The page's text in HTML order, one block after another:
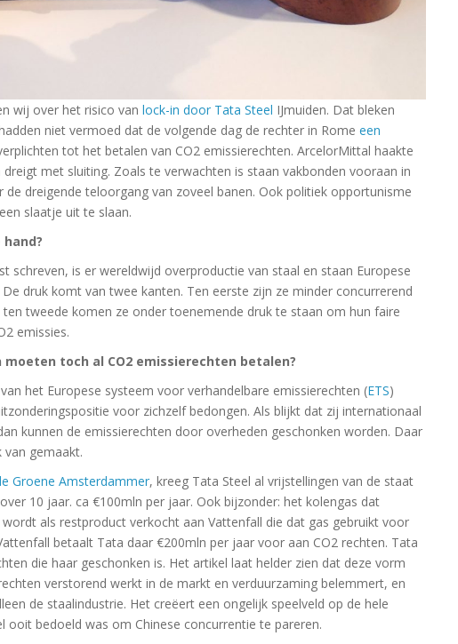
wij over het risico van lock-in door Tata Steel IJmuiden. Dat bleken
niet vermoed dat de volgende dag de rechter in Rome een
tot het betalen van CO2 emissierechten. ArcelorMittal haakte
met sluiting. Zoals te verwachten is staan vakbonden vooraan in
de dreigende teloorgang van zoveel banen. Ook politiek opportunisme
slaatje uit te slaan.
schreven, is er wereldwijd overproductie van staal en staan Europese
druk komt van twee kanten. Ten eerste zijn ze minder concurrerend
tweede komen ze onder toenemende druk te staan om hun faire
emissies.
toch al CO2 emissierechten betalen?
het Europese systeem voor verhandelbare emissierechten (ETS)
voor zichzelf bedongen. Als blijkt dat zij internationaal
kunnen de emissierechten door overheden geschonken worden. Daar
van gemaakt.
Groene Amsterdammer, kreeg Tata Steel al vrijstellingen van de staat
10 jaar. ca €100mln per jaar. Ook bijzonder: het kolengas dat
als restproduct verkocht aan Vattenfall die dat gas gebruikt voor
betaalt Tata daar €200mln per jaar voor aan CO2 rechten. Tata
die haar geschonken is. Het artikel laat helder zien dat deze vorm
verstorend werkt in de markt en verduurzaming belemmert, en
de staalindustrie. Het creëert een ongelijk speelveld op de hele
ooit bedoeld was om Chinese concurrentie te pareren.